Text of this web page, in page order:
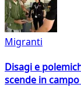
Migranti
Disagi e
scende in